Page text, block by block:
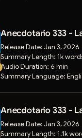
Anecdotario 333 -
Release Date: Jan 3, 2026
Summary Length: 1k
Audio Duration: 6 min
Summary Language:
Anecdotario 333 -
Release Date: Jan 3, 2026
Summary Length: 1.1k